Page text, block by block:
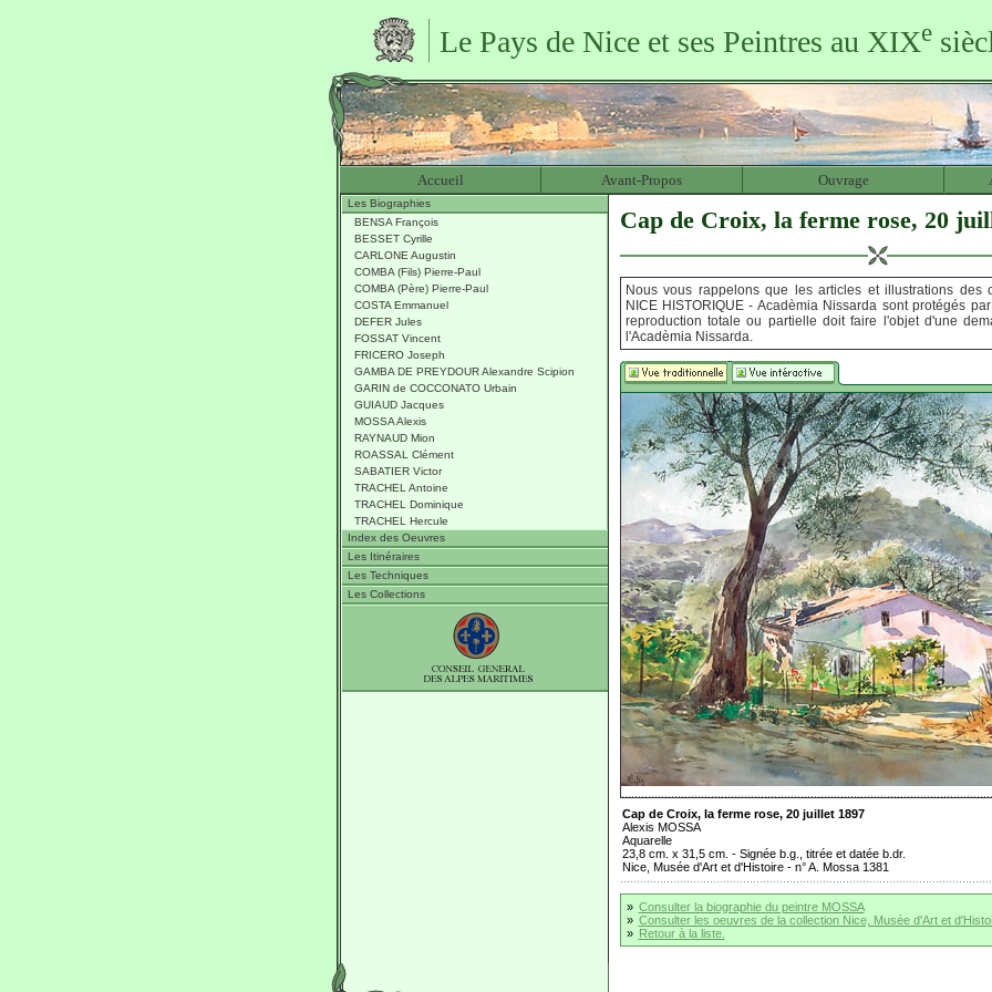
Le Pays de Nice et ses Peintres au XIXe
Accueil Avant-Propos Ouvrage
Les Biographies
BENSA François
BESSET Cyrille
CARLONE Augustin
COMBA (Fils) Pierre-Paul
COMBA (Père) Pierre-Paul
COSTA Emmanuel
DEFER Jules
FOSSAT Vincent
FRICERO Joseph
GAMBA DE PREYDOUR Alexandre Scipion
GARIN de COCCONATO Urbain
GUIAUD Jacques
MOSSA Alexis
RAYNAUD Mion
ROASSAL Clément
SABATIER Victor
TRACHEL Antoine
TRACHEL Dominique
TRACHEL Hercule
Index des Oeuvres
Les Itinéraires
Les Techniques
Les Collections
Cap de Croix, la ferme rose, 20
Nous vous rappelons que les articles et illustrations des
NICE HISTORIQUE - Acadèmia Nissarda sont protégés
reproduction totale ou partielle doit faire l'objet d'une
l'Acadèmia Nissarda.
Cap de Croix, la ferme rose, 20 juillet 1897
Alexis MOSSA
Aquarelle
23,8 cm. x 31,5 cm. - Signée b.g., titrée et datée b.dr.
Nice, Musée d'Art et d'Histoire - n° A. Mossa 1381
» Consulter la biographie du peintre MOSSA
» Consulter les oeuvres de la collection Nice, Musée d'Art et
» Retour à la liste.